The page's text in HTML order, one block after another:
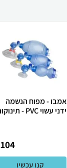
אמבו - מפוח הנשמה
ידני עשוי PVC - תינוקות
104
קנו עכשיו